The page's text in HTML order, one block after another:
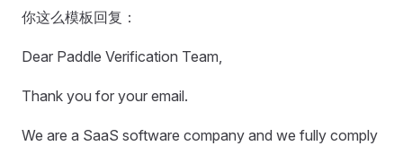
你这么模板回复：
Dear Paddle Verification Team,
Thank you for your email.
We are a SaaS software company and we fully comply